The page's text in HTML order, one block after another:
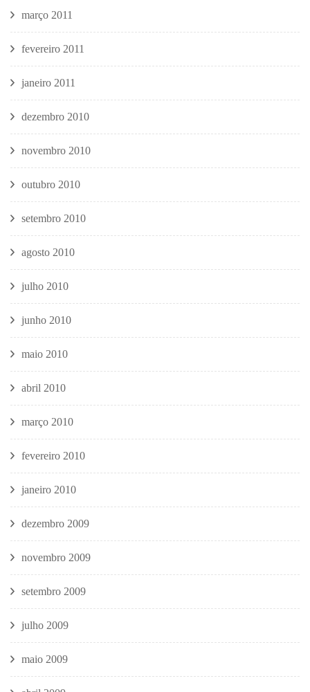
março 2011
fevereiro 2011
janeiro 2011
dezembro 2010
novembro 2010
outubro 2010
setembro 2010
agosto 2010
julho 2010
junho 2010
maio 2010
abril 2010
março 2010
fevereiro 2010
janeiro 2010
dezembro 2009
novembro 2009
setembro 2009
julho 2009
maio 2009